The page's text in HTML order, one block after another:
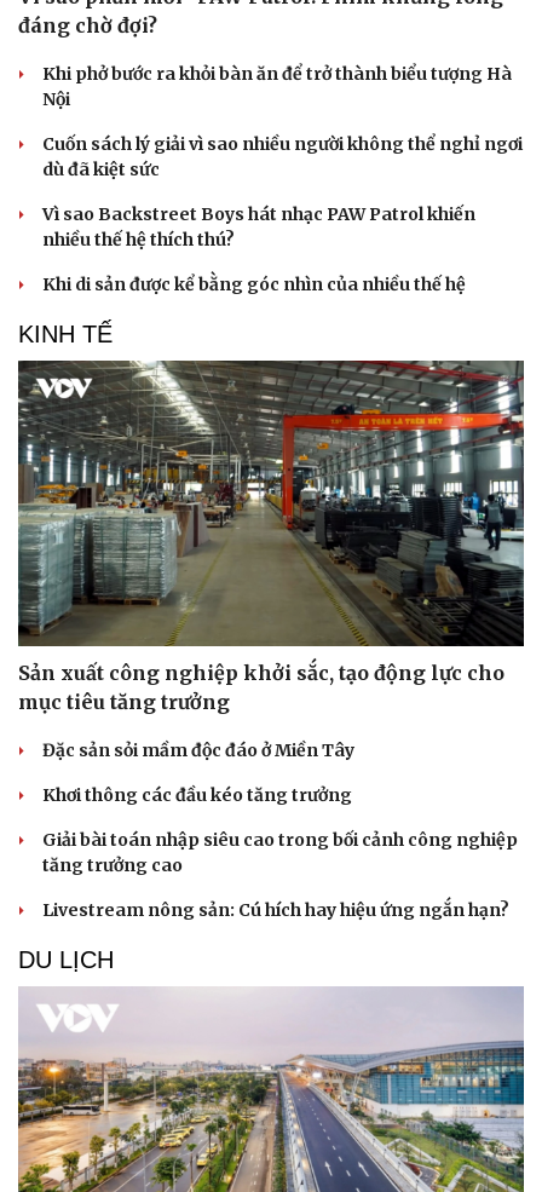
Sức khỏe
Dinh dưỡng - món ngon
Cây thuốc
Sản phụ khoa
Đời sống
Nhà đẹp
Blog
Tình yêu - Gia đình
đáng chờ đợi?
Khi phở bước ra khỏi bàn ăn để trở thành biểu tượng Hà
Nội
Cuốn sách lý giải vì sao nhiều người không thể nghỉ ngơi
dù đã kiệt sức
Vì sao Backstreet Boys hát nhạc PAW Patrol khiến
nhiều thế hệ thích thú?
Khi di sản được kể bằng góc nhìn của nhiều thế hệ
KINH TẾ
Sản xuất công nghiệp khởi sắc, tạo động lực cho
mục tiêu tăng trưởng
Đặc sản sỏi mầm độc đáo ở Miền Tây
Khơi thông các đầu kéo tăng trưởng
Giải bài toán nhập siêu cao trong bối cảnh công nghiệp
tăng trưởng cao
Livestream nông sản: Cú hích hay hiệu ứng ngắn hạn?
DU LỊCH